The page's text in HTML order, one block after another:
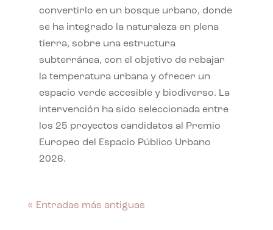
convertirlo en un bosque urbano, donde
se ha integrado la naturaleza en plena
tierra, sobre una estructura
subterránea, con el objetivo de rebajar
la temperatura urbana y ofrecer un
espacio verde accesible y biodiverso. La
intervención ha sido seleccionada entre
los 25 proyectos candidatos al Premio
Europeo del Espacio Público Urbano
2026.
« Entradas más antiguas